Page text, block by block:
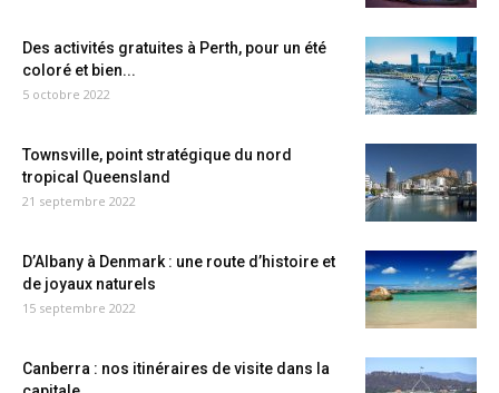
Des activités gratuites à Perth, pour un été
coloré et bien...
5 octobre 2022
Townsville, point stratégique du nord
tropical Queensland
21 septembre 2022
D’Albany à Denmark : une route d’histoire et
de joyaux naturels
15 septembre 2022
Canberra : nos itinéraires de visite dans la